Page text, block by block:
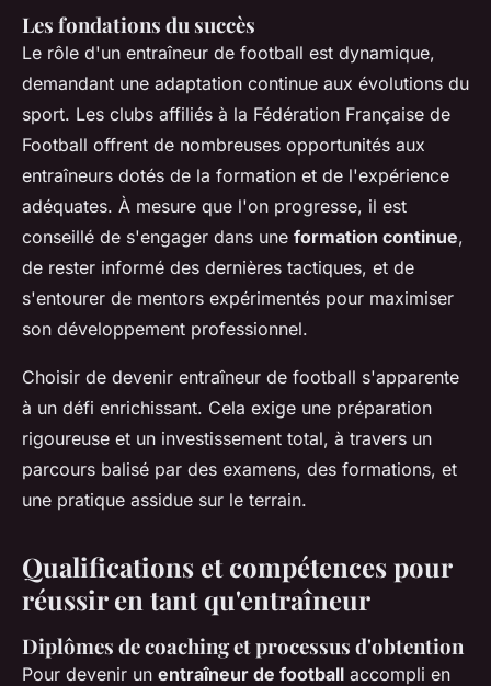
Les fondations du succès
Le rôle d'un entraîneur de football est dynamique,
demandant une adaptation continue aux évolutions du
sport. Les clubs affiliés à la Fédération Française de
Football offrent de nombreuses opportunités aux
entraîneurs dotés de la formation et de l'expérience
adéquates. À mesure que l'on progresse, il est
conseillé de s'engager dans une formation continue,
de rester informé des dernières tactiques, et de
s'entourer de mentors expérimentés pour maximiser
son développement professionnel.
Choisir de devenir entraîneur de football s'apparente
à un défi enrichissant. Cela exige une préparation
rigoureuse et un investissement total, à travers un
parcours balisé par des examens, des formations, et
une pratique assidue sur le terrain.
Qualifications et compétences pour
réussir en tant qu'entraîneur
Diplômes de coaching et processus d'obtention
Pour devenir un entraîneur de football accompli en